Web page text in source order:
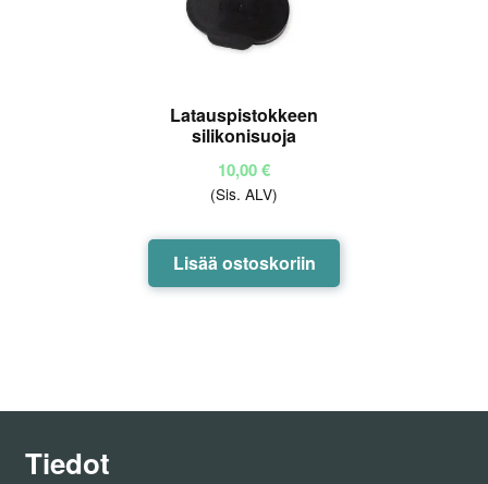
Latauspistokkeen
silikonisuoja
10,00€
(Sis. ALV)
Lisää ostoskoriin
Tiedot